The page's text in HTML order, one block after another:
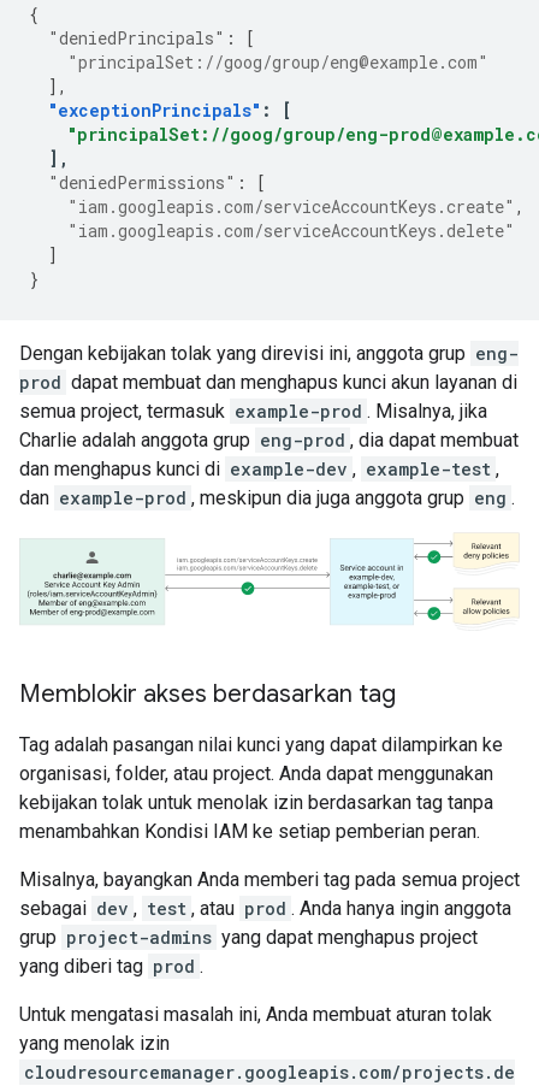
{
"deniedPrincipals" :
[
"principalSet://goog/group/eng@example.com"
],
"exceptionPrincipals" :
[
"principalSet://goog/group/eng-
],
"deniedPermissions" :
[
"iam.googleapis.com/serviceAccountKeys.create" ,
"iam.googleapis.com/serviceAccountKeys.delete"
]
}
Dengan kebijakan tolak yang direvisi ini, anggota grup eng-
prod dapat membuat dan menghapus kunci akun layanan di
semua project, termasuk example-prod . Misalnya, jika
Charlie adalah anggota grup eng-prod , dia dapat membuat
dan menghapus kunci di example-dev , example-test ,
dan example-prod , meskipun dia juga anggota grup eng .
Memblokir akses berdasarkan tag
Tag adalah pasangan nilai kunci yang dapat dilampirkan ke
organisasi, folder, atau project. Anda dapat menggunakan
kebijakan tolak untuk menolak izin berdasarkan tag tanpa
menambahkan Kondisi IAM ke setiap pemberian peran.
Misalnya, bayangkan Anda memberi tag pada semua project
sebagai dev , test , atau prod . Anda hanya ingin anggota
grup project-admins yang dapat menghapus project
yang diberi tag prod .
Untuk mengatasi masalah ini, Anda membuat aturan tolak
yang menolak izin
cloudresourcemanager.googleapis.com/projects.de